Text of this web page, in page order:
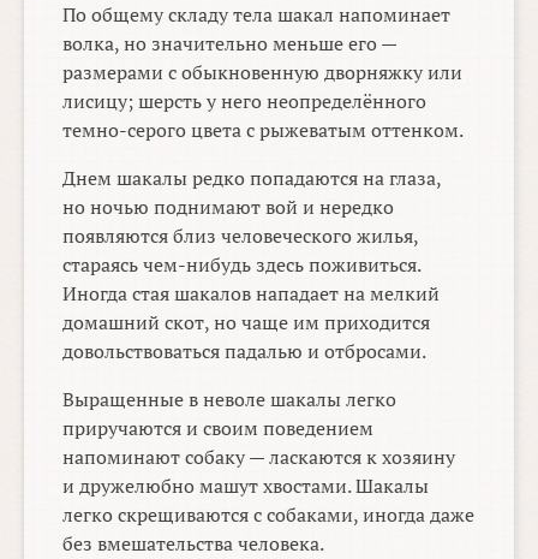
По общему складу тела шакал напоминает
волка, но значительно меньше его —
размерами с обыкновенную дворняжку или
лисицу; шерсть у него неопределённого
темно-серого цвета с рыжеватым оттенком.
Днем шакалы редко попадаются на глаза,
но ночью поднимают вой и нередко
появляются близ человеческого жилья,
стараясь чем-нибудь здесь поживиться.
Иногда стая шакалов нападает на мелкий
домашний скот, но чаще им приходится
довольствоваться падалью и отбросами.
Выращенные в неволе шакалы легко
приручаются и своим поведением
напоминают собаку — ласкаются к хозяину
и дружелюбно машут хвостами. Шакалы
легко скрещиваются с собаками, иногда даже
без вмешательства человека.